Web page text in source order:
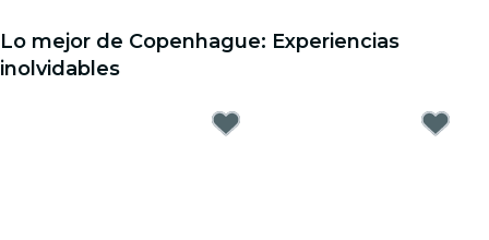
Lo mejor de Copenhague: Experiencias
inolvidables